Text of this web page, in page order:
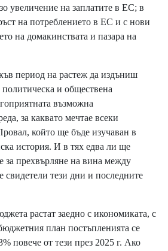
увеличение на заплатите в ЕС; в
на потреблението в ЕС и с нови
на домакинствата и пазара на
период на растеж да издъниш
и обществена
възможна
за каквато мечтае всеки
който ще бъде изучаван в
история. И в тях едва ли ще
за прехвърляне на вина между
свидетели тези дни и последните
растат заедно с икономиката, с
план постъпленията се
повече от тези през 2025 г. Ако